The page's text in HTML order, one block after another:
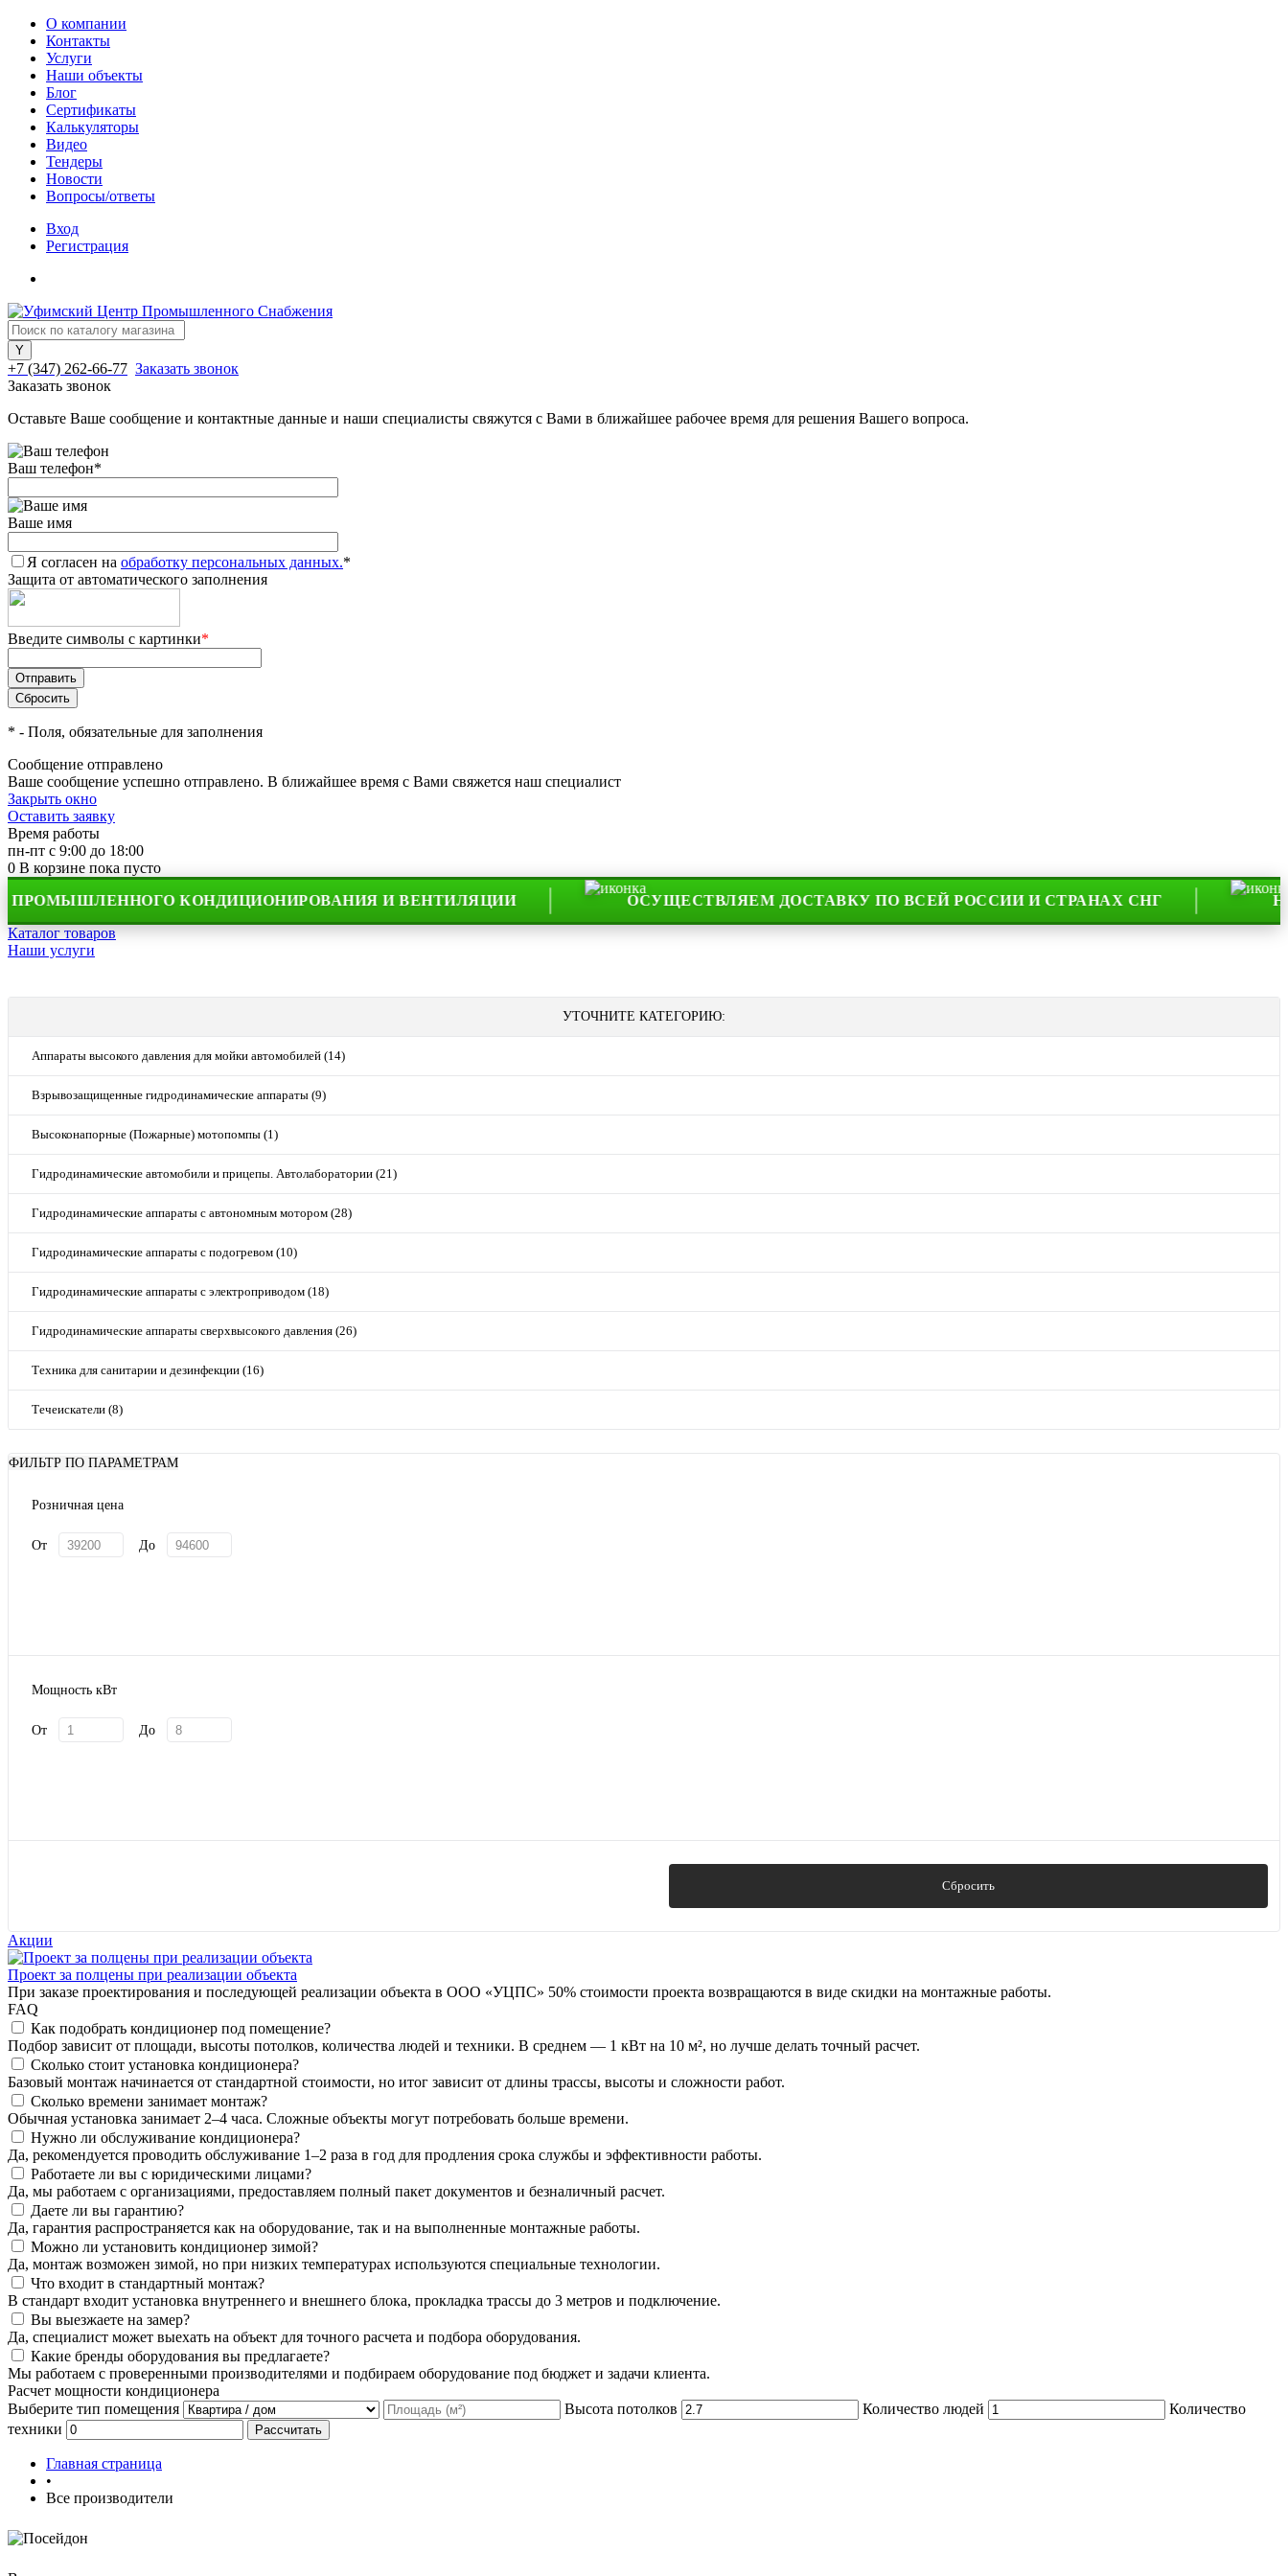
О компании
Контакты
Услуги
Наши объекты
Блог
Сертификаты
Калькуляторы
Видео
Тендеры
Новости
Вопросы/ответы
Вход
Регистрация
+7 (347) 262-66-77 Заказать звонок
Заказать звонок
Оставьте Ваше сообщение и контактные данные и наши специалисты свяжутся с Вами в ближайшее рабочее время для решения Вашего вопроса.
Ваш телефон*
Ваше имя
Я согласен на обработку персональных данных.*
Защита от автоматического заполнения
Введите символы с картинки*
* - Поля, обязательные для заполнения
Сообщение отправлено
Ваше сообщение успешно отправлено. В ближайшее время с Вами свяжется наш специалист
Закрыть окно
Оставить заявку
Время работы
пн-пт с 9:00 до 18:00
0 В корзине пока пусто
КОНДИЦИОНИРОВАНИЯ И ВЕНТИЛЯЦИИ
ОСУЩЕСТВЛЯЕМ ДОСТАВКУ ПО ВСЕЙ РОССИИ И СТРАНАХ СНГ
НА
Каталог товаров
Наши услуги
УТОЧНИТЕ КАТЕГОРИЮ:
Аппараты высокого давления для мойки автомобилей (14)
Взрывозащищенные гидродинамические аппараты (9)
Высоконапорные (Пожарные) мотопомпы (1)
Гидродинамические автомобили и прицепы. Автолаборатории (21)
Гидродинамические аппараты с автономным мотором (28)
Гидродинамические аппараты с подогревом (10)
Гидродинамические аппараты с электроприводом (18)
Гидродинамические аппараты сверхвысокого давления (26)
Техника для санитарии и дезинфекции (16)
Течеискатели (8)
ФИЛЬТР ПО ПАРАМЕТРАМ
Розничная цена
От До
Мощность кВт
От До
Сбросить
Акции
Проект за полцены при реализации объекта
При заказе проектирования и последующей реализации объекта в ООО «УЦПС» 50% стоимости проекта возвращаются в виде скидки на монтажные работы.
FAQ
Как подобрать кондиционер под помещение?
Подбор зависит от площади, высоты потолков, количества людей и техники. В среднем — 1 кВт на 10 м², но лучше делать точный расчет.
Сколько стоит установка кондиционера?
Базовый монтаж начинается от стандартной стоимости, но итог зависит от длины трассы, высоты и сложности работ.
Сколько времени занимает монтаж?
Обычная установка занимает 2–4 часа. Сложные объекты могут потребовать больше времени.
Нужно ли обслуживание кондиционера?
Да, рекомендуется проводить обслуживание 1–2 раза в год для продления срока службы и эффективности работы.
Работаете ли вы с юридическими лицами?
Да, мы работаем с организациями, предоставляем полный пакет документов и безналичный расчет.
Даете ли вы гарантию?
Да, гарантия распространяется как на оборудование, так и на выполненные монтажные работы.
Можно ли установить кондиционер зимой?
Да, монтаж возможен зимой, но при низких температурах используются специальные технологии.
Что входит в стандартный монтаж?
В стандарт входит установка внутреннего и внешнего блока, прокладка трассы до 3 метров и подключение.
Вы выезжаете на замер?
Да, специалист может выехать на объект для точного расчета и подбора оборудования.
Какие бренды оборудования вы предлагаете?
Мы работаем с проверенными производителями и подбираем оборудование под бюджет и задачи клиента.
Расчет мощности кондиционера
Выберите тип помещения
Высота потолков Количество людей
Количество
техники
Рассчитать
Главная страница
•
Все производители